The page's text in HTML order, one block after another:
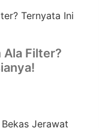
Ala Filter?